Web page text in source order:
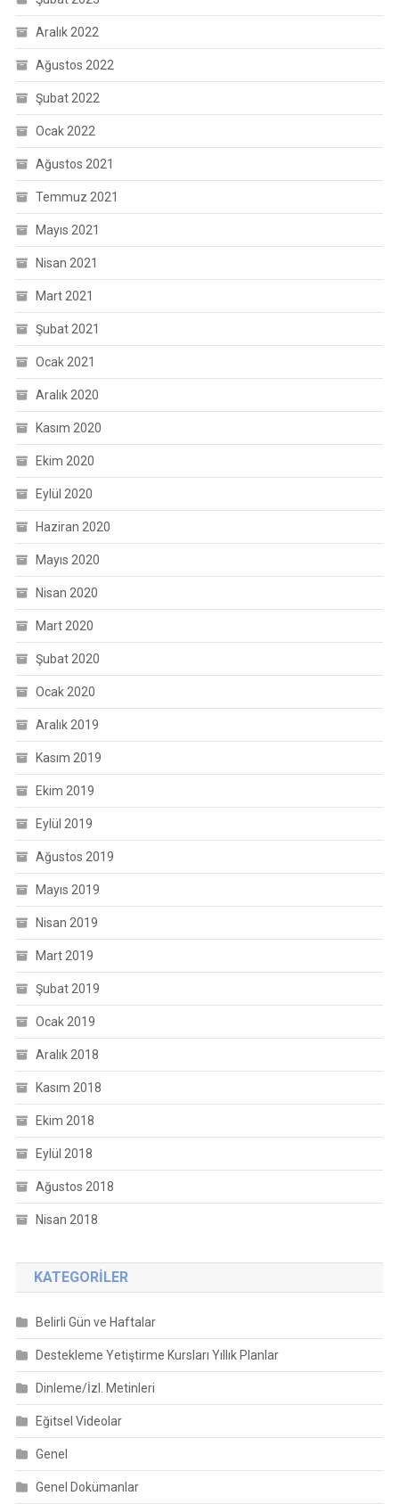
Aralık 2022
Ağustos 2022
Şubat 2022
Ocak 2022
Ağustos 2021
Temmuz 2021
Mayıs 2021
Nisan 2021
Mart 2021
Şubat 2021
Ocak 2021
Aralık 2020
Kasım 2020
Ekim 2020
Eylül 2020
Haziran 2020
Mayıs 2020
Nisan 2020
Mart 2020
Şubat 2020
Ocak 2020
Aralık 2019
Kasım 2019
Ekim 2019
Eylül 2019
Ağustos 2019
Mayıs 2019
Nisan 2019
Mart 2019
Şubat 2019
Ocak 2019
Aralık 2018
Kasım 2018
Ekim 2018
Eylül 2018
Ağustos 2018
Nisan 2018
KATEGORILER
Belirli Gün ve Haftalar
Destekleme Yetiştirme Kursları Yıllık Planlar
Dinleme/İzl. Metinleri
Eğitsel Videolar
Genel
Genel Dokümanlar